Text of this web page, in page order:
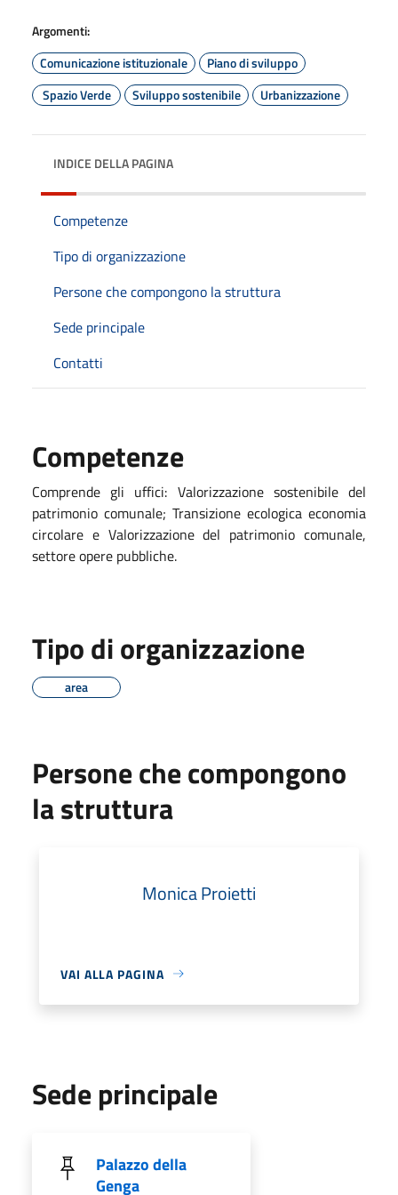
Argomenti:
Comunicazione istituzionale
Piano di sviluppo
Spazio Verde
Sviluppo sostenibile Urbanizzazione
INDICE DELLA PAGINA
Competenze
Tipo di organizzazione
Persone che compongono la struttura
Sede principale
Contatti
Competenze
Comprende gli uffici: Valorizzazione sostenibile del
patrimonio comunale; Transizione ecologica economia
circolare e Valorizzazione del patrimonio comunale,
settore opere pubbliche.
Tipo di organizzazione
area
Persone che compongono
la struttura
Monica Proietti
VAI ALLA PAGINA
Sede principale
Palazzo della
Genga